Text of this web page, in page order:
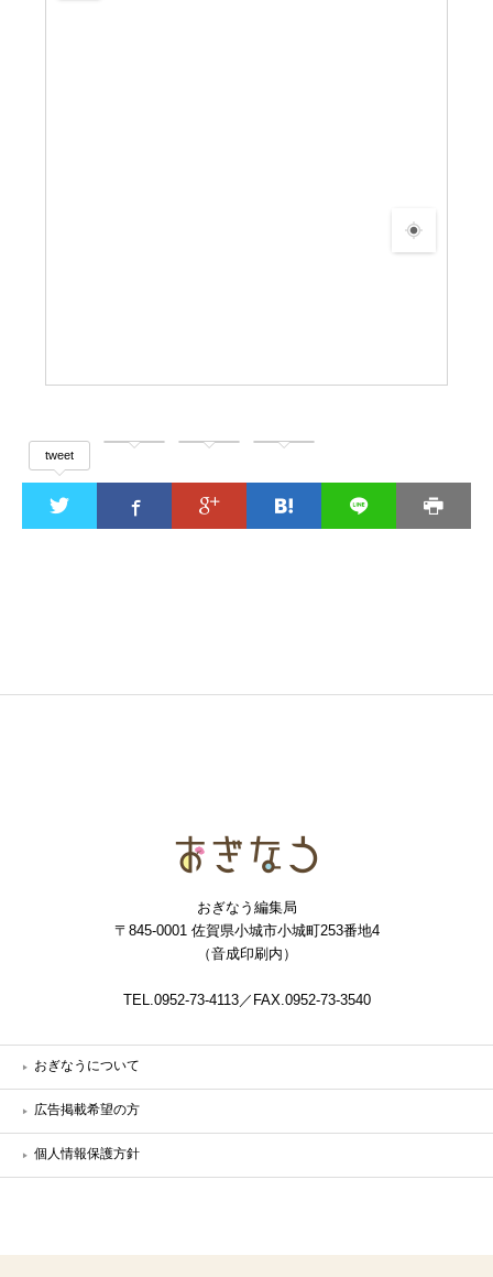
tweet
おぎなう編集局
〒845-0001 佐賀県小城市小城町253番地4
（音成印刷内）
TEL.0952-73-4113／FAX.0952-73-3540
おぎなうについて
広告掲載希望の方
個人情報保護方針